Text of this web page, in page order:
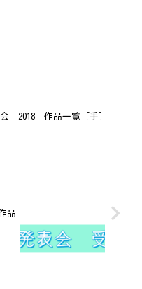
2018 作品一覧［手］
品